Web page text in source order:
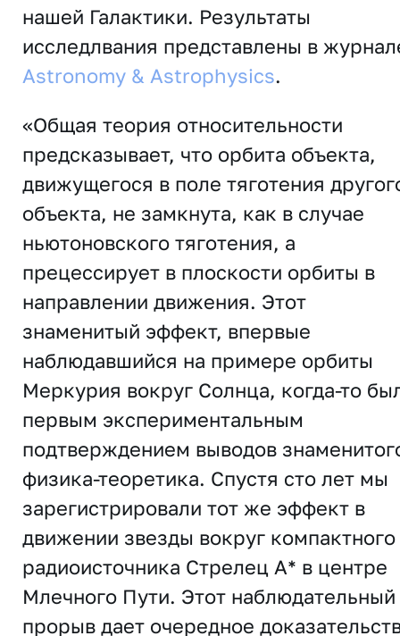
нашей Галактики. Результаты
исследлвания представлены в
Astronomy & Astrophysics.
«Общая теория относительности
предсказывает, что орбита объекта,
движущегося в поле тяготения
объекта, не замкнута, как в случае
ньютоновского тяготения, а
прецессирует в плоскости орбиты в
направлении движения. Этот
знаменитый эффект, впервые
наблюдавшийся на примере орбиты
Меркурия вокруг Солнца, когда-то
первым экспериментальным
подтверждением выводов
физика-теоретика. Спустя сто лет мы
зарегистрировали тот же эффект в
движении звезды вокруг компактного
радиоисточника Стрелец A* в центре
Млечного Пути. Этот наблюдательный
прорыв дает очередное